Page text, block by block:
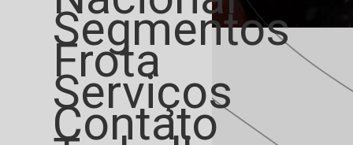
Segmentos
Frota
Serviços
Contato